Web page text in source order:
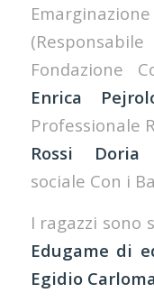
Fondazione
Enrica
Professionale
Rossi Doria
sociale Con i
I ragazzi sono
Edugame di
Egidio